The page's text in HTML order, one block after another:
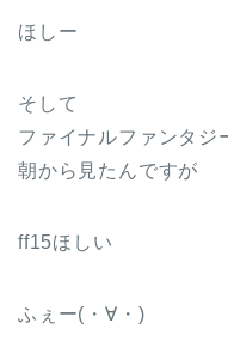
ほしー
そして
ファイナルファンタジ
朝から見たんですが
ff15ほしい
ふぇー(・∀・)